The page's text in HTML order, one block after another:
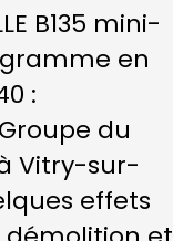
B135 mini-
en
:
du
Vitry-sur-
effets